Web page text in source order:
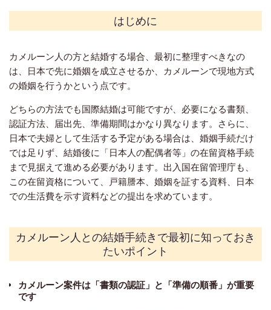
はじめに
カメルーン人の方と結婚する場合、最初に整理すべきなの
は、日本で先に婚姻を成立させるか、カメルーンで現地方式
の婚姻を行うかという点です。
どちらの方法でも国際結婚は可能ですが、必要になる書類、
認証方法、届出先、準備期間はかなり異なります。さらに、
日本で夫婦として生活する予定がある場合は、婚姻手続だけ
では足りず、結婚後に「日本人の配偶者等」の在留資格手続
まで見据えて進める必要があります。出入国在留管理庁も、
この在留資格について、戸籍謄本、婚姻を証する資料、日本
での生活費を示す資料などの提出を求めています。
カメルーン人との結婚手続きで最初に知っておき
たいポイント
カメルーン案件は「書類の認証」と「準備の順番」が重要
です